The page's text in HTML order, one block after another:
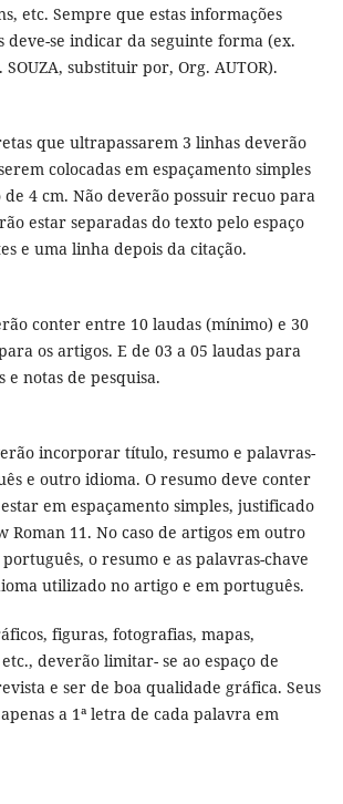
etc. Sempre que estas informações
deve-se indicar da seguinte forma (ex.
substituir por, Org. AUTOR).
que ultrapassarem 3 linhas deverão
colocadas em espaçamento simples
4 cm. Não deverão possuir recuo para
estar separadas do texto pelo espaço
e uma linha depois da citação.
conter entre 10 laudas (mínimo) e 30
os artigos. E de 03 a 05 laudas para
e notas de pesquisa.
incorporar título, resumo e palavras-
e outro idioma. O resumo deve conter
em espaçamento simples, justificado
Roman 11. No caso de artigos em outro
o resumo e as palavras-chave
utilizado no artigo e em português.
figuras, fotografias, mapas,
deverão limitar- se ao espaço de
e ser de boa qualidade gráfica. Seus
a 1ª letra de cada palavra em